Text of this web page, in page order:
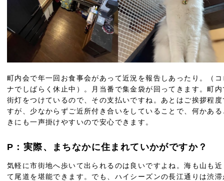
町内会で年一回お食事会があって近況を報告しあったり。（コ
ナでしばらく休止中）。月当番で集金袋が回ってきます。町内
街灯をつけているので、その支払いですね。あとはご挨拶程度
すが、少なからずご近所付き合いをしていることで、何かある
きにも一声掛けやすいので安心できます。
P：実際、まちなかに住まれていかがですか？
気軽に市街地へ歩いて出られるのは良いですよね。海も山も近
て尾道を堪能できます。でも、ハイシーズンの長江通りは渋滞